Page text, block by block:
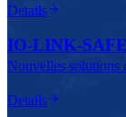
Details
IO-LINK-
Nouvelles solutions
Details